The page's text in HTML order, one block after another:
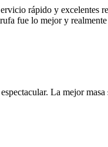
rápido y excelentes
fue lo mejor y
La mejor